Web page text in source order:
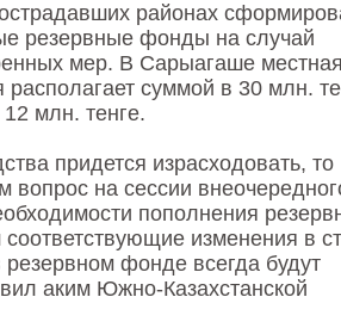
районах
резервные фонды на случай
мер. В Сарыагаше
располагает суммой в 30 млн.
12 млн. тенге.
придется израсходовать,
вопрос на сессии
пополнения
изменения в
фонде всегда будут
аким Южно-Казахстанской